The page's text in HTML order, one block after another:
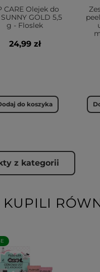
CARE Olejek do
GOLD 5,5
g - Floslek
24,99 zł
do koszyka
z kategorii